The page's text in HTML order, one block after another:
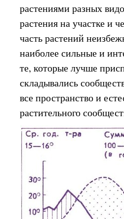
растениями разных
растения на участке и
часть растений
наиболее сильные и
те, которые лучше
складывались
все пространство и
растительного